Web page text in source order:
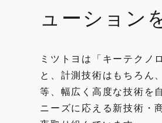
ューション
ミツトヨは「キーテクノ
と、計測技術はもちろん
等、幅広く高度な技術を
ニーズに応える新技術・